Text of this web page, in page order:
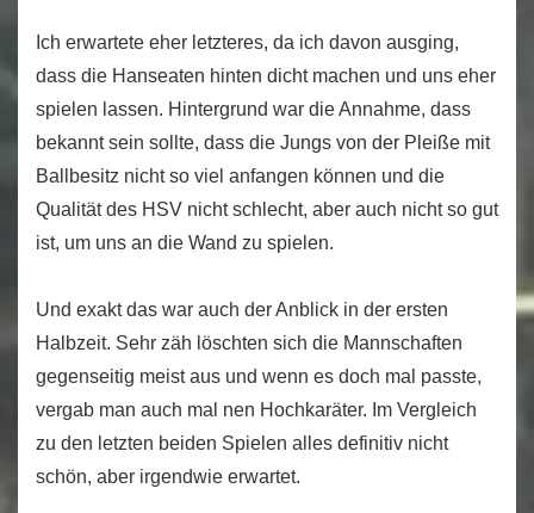
Ich erwartete eher letzteres, da ich davon ausging,
dass die Hanseaten hinten dicht machen und uns eher
spielen lassen. Hintergrund war die Annahme, dass
bekannt sein sollte, dass die Jungs von der Pleiße mit
Ballbesitz nicht so viel anfangen können und die
Qualität des HSV nicht schlecht, aber auch nicht so gut
ist, um uns an die Wand zu spielen.
Und exakt das war auch der Anblick in der ersten
Halbzeit. Sehr zäh löschten sich die Mannschaften
gegenseitig meist aus und wenn es doch mal passte,
vergab man auch mal nen Hochkaräter. Im Vergleich
zu den letzten beiden Spielen alles definitiv nicht
schön, aber irgendwie erwartet.